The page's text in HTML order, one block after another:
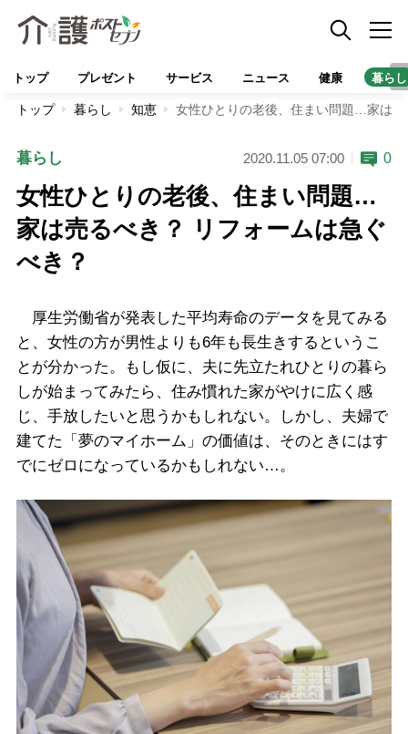
トップ プレゼント サービス ニュース 健康 暮らし
トップ 暮らし 知恵 女性ひとりの老後、住まい問題…家は
暮らし 2020.11.05 07:00 0
女性ひとりの老後、住まい問題…
家は売るべき？ リフォームは急ぐ
べき？
厚生労働省が発表した平均寿命のデータを見てみる
と、女性の方が男性よりも6年も長生きするというこ
とが分かった。もし仮に、夫に先立たれひとりの暮ら
しが始まってみたら、住み慣れた家がやけに広く感
じ、手放したいと思うかもしれない。しかし、夫婦で
建てた「夢のマイホーム」の価値は、そのときにはす
でにゼロになっているかもしれない…。